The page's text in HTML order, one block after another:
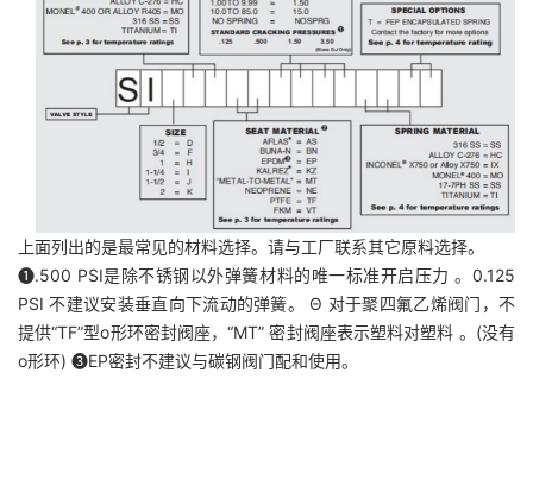
上面列出的是最常见的材料选择。请与工厂联系其它原料选择。
➊.500 PSI是除不锈钢以外弹簧材料的唯一标准开启压力 。0.125
PSI 不建议安装垂直向下流动的弹簧。 Θ 对于聚四氟乙烯阀门，不
提供“TF”型o形环密封阀座，“MT” 密封阀座表示塑料对塑料 。(没有
o形环) ➌EP密封不建议与碳钢阀门配和使用。